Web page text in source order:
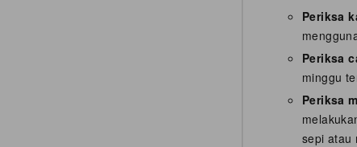
Periksa
Periksa
minggu
Periksa
sepi atau